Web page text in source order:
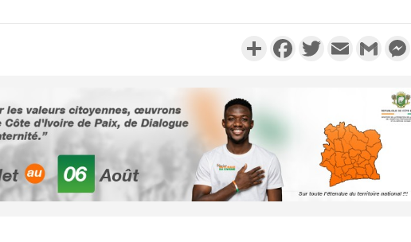
PartagerFacebookTwitterEmail Gmail
POLITIQUE
Côte d'Ivoire : Violences
tragiques à Kossandji (Mé)
ayant fait 03 morts, A...